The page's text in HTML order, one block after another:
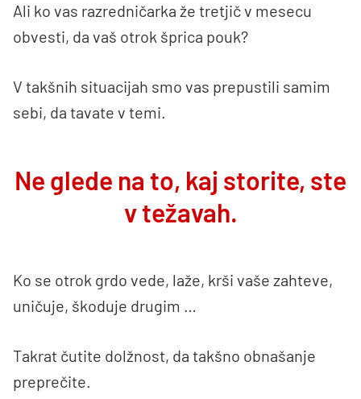
Ali ko vas razredničarka že tretjič v mesecu
obvesti, da vaš otrok šprica pouk?
V takšnih situacijah smo vas prepustili samim
sebi, da tavate v temi.
Ne glede na to, kaj storite, ste
v težavah.
Ko se otrok grdo vede, laže, krši vaše zahteve,
uničuje, škoduje drugim …
Takrat čutite dolžnost, da takšno obnašanje
preprečite.